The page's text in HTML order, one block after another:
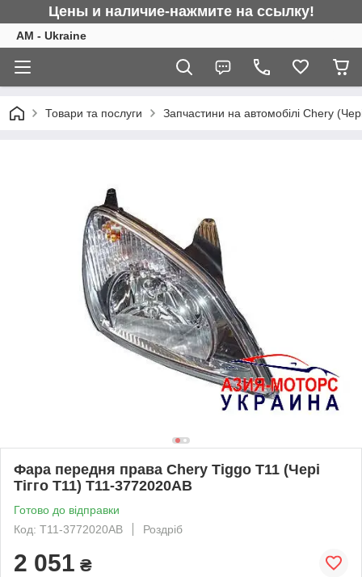
Цены и наличие-нажмите на ссылку!
AM - Ukraine
Товари та послуги Запчастини на автомобілі Chery
Фара передня права Chery Tiggo T11 (Чері
Тігго Т11) T11-3772020AB
Готово до відправки
Код: T11-3772020AB
Роздріб
2 051 ₴